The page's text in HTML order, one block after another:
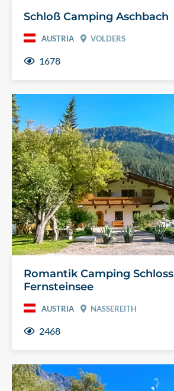
Schloß Camping Aschbach
AUSTRIA VOLDERS
1678
Romantik Camping Schloss
Fernsteinsee
AUSTRIA NASSEREITH
2468